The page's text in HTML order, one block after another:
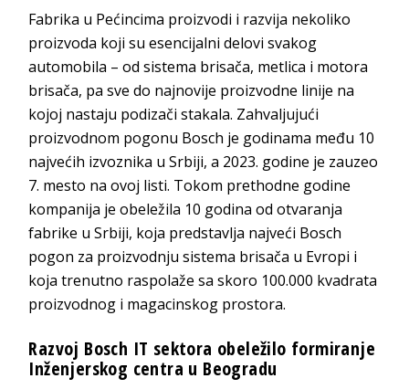
Fabrika u Pećincima proizvodi i razvija nekoliko
proizvoda koji su esencijalni delovi svakog
automobila – od sistema brisača, metlica i motora
brisača, pa sve do najnovije proizvodne linije na
kojoj nastaju podizači stakala. Zahvaljujući
proizvodnom pogonu Bosch je godinama među 10
najvećih izvoznika u Srbiji, a 2023. godine je zauzeo
7. mesto na ovoj listi. Tokom prethodne godine
kompanija je obeležila 10 godina od otvaranja
fabrike u Srbiji, koja predstavlja najveći Bosch
pogon za proizvodnju sistema brisača u Evropi i
koja trenutno raspolaže sa skoro 100.000 kvadrata
proizvodnog i magacinskog prostora.
Razvoj Bosch IT sektora obeležilo formiranje
Inženjerskog centra u Beogradu